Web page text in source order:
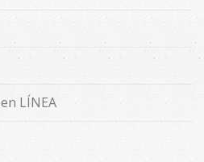
en LÍNEA